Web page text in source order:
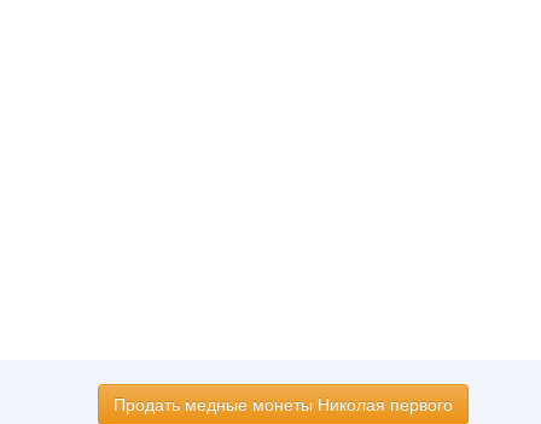
Продать медные монеты Николая первого